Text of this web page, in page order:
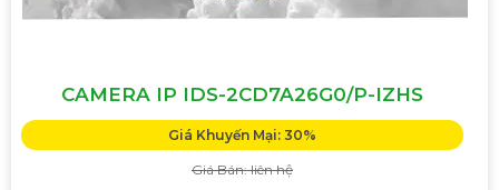
CAMERA IP IDS-2CD7A26G0/P-IZHS
Giá Khuyến Mại: 30%
Giá Bán: liên hệ